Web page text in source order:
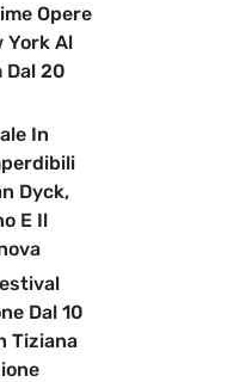
Opere
York Al
Dal 20
In
Dyck,
E Il
Dal 10
Tiziana